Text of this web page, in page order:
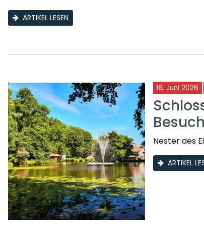
ARTIKEL LESEN
16. Juni 2026
Nester des
ARTIKEL